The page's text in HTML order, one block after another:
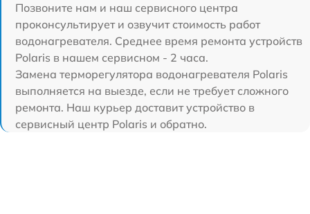
Позвоните нам и наш сервисного центра
проконсультирует и озвучит стоимость работ
водонагревателя. Среднее время ремонта устройств
Polaris в нашем сервисном - 2 часа.
Замена терморегулятора водонагревателя Polaris
выполняется на выезде, если не требует сложного
ремонта. Наш курьер доставит устройство в
сервисный центр Polaris и обратно.